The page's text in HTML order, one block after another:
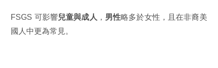
FSGS 可影響兒童與成人 ， 男性略多於女性，且在非裔美
國人中更為常見。